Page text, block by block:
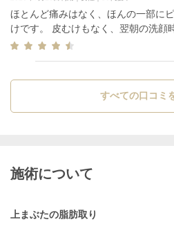
ほとんど痛みはなく、ほんの一部に
けです。 皮むけもなく、翌朝の洗顔
した。またやってみたい施術です。
すべての口コミ
施術について
上まぶたの脂肪取り